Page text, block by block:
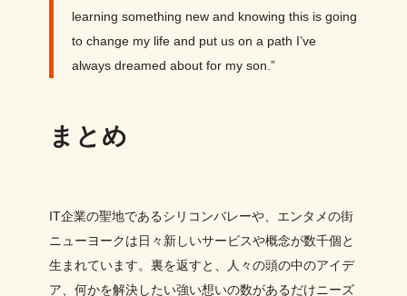
learning something new and knowing this is going
to change my life and put us on a path I’ve
always dreamed about for my son.”
まとめ
IT企業の聖地であるシリコンバレーや、エンタメの街
ニューヨークは日々新しいサービスや概念が数千個と
生まれています。裏を返すと、人々の頭の中のアイデ
ア、何かを解決したい強い想いの数があるだけニーズ